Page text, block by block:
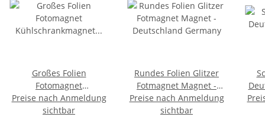
Großes Folien
Fotomagnet
Kühlschrankmagnet Foto
Magnet Glitzer Folie -
Preise nach Anmeldung
sichtbar
Rundes Folien Glitzer
Fotmagnet Magnet -
Deutschland Germany
Preise nach Anmeldung
sichtbar